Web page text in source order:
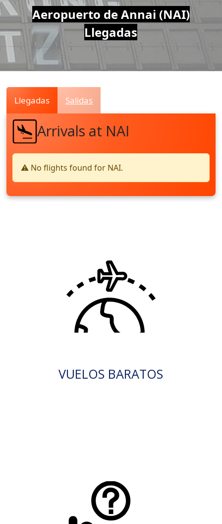
Air
Traffic
Live
Aeropuerto de Annai (NAI)
Llegadas
Llegadas Salidas
Arrivals at NAI
⚠️ No flights found for NAI.
VUELOS BARATOS